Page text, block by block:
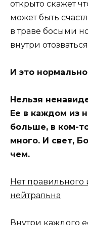
открыто скажет
может быть
в траве босыми
внутри
И это
Нельзя
Ее в каждом из
больше, в ком-
много. И свет,
чем.
Нет правильного
нейтральна
Внутри каждого